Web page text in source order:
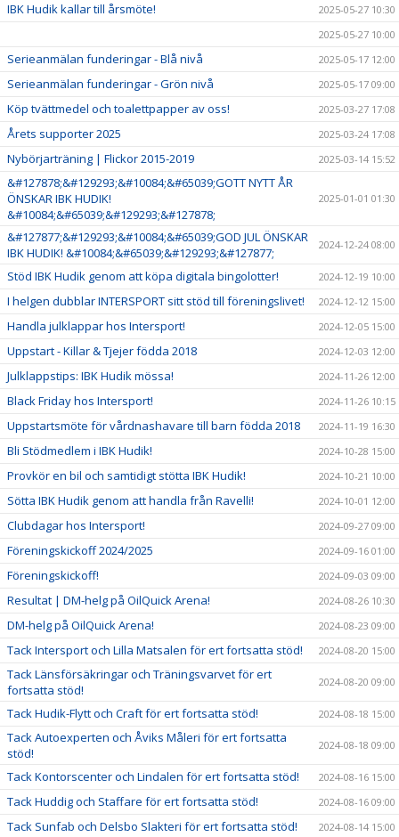
IBK Hudik kallar till årsmöte!
2025-05-27 10:30
2025-05-27 10:00
Serieanmälan funderingar - Blå nivå 2025-05-17 12:00
Serieanmälan funderingar - Grön nivå 2025-05-17 09:00
Köp tvättmedel och toalettpapper av oss! 2025-03-27 17:08
Årets supporter 2025 2025-03-24 17:08
Nybörjarträning | Flickor 2015-2019 2025-03-14 15:52
&#127878;&#129293;&#10084;&#65039;GOTT NYTT ÅR
ÖNSKAR IBK HUDIK!
&#10084;&#65039;&#129293;&#127878;
2025-01-01 01:30
&#127877;&#129293;&#10084;&#65039;GOD JUL ÖNSKAR
IBK HUDIK! &#10084;&#65039;&#129293;&#127877;
2024-12-24 08:00
Stöd IBK Hudik genom att köpa digitala bingolotter! 2024-12-19 10:00
I helgen dubblar INTERSPORT sitt stöd till föreningslivet! 2024-12-12 15:00
Handla julklappar hos Intersport! 2024-12-05 15:00
Uppstart - Killar & Tjejer födda 2018 2024-12-03 12:00
Julklappstips: IBK Hudik mössa! 2024-11-26 12:00
Black Friday hos Intersport! 2024-11-26 10:15
Uppstartsmöte för vårdnashavare till barn födda 2018 2024-11-19 16:30
Bli Stödmedlem i IBK Hudik! 2024-10-28 15:00
Provkör en bil och samtidigt stötta IBK Hudik! 2024-10-21 10:00
Sötta IBK Hudik genom att handla från Ravelli! 2024-10-01 12:00
Clubdagar hos Intersport! 2024-09-27 09:00
Föreningskickoff 2024/2025 2024-09-16 01:00
Föreningskickoff! 2024-09-03 09:00
Resultat | DM-helg på OilQuick Arena! 2024-08-26 10:30
DM-helg på OilQuick Arena! 2024-08-23 09:00
Tack Intersport och Lilla Matsalen för ert fortsatta stöd! 2024-08-20 15:00
Tack Länsförsäkringar och Träningsvarvet för ert
fortsatta stöd!
2024-08-20 09:00
Tack Hudik-Flytt och Craft för ert fortsatta stöd! 2024-08-18 15:00
Tack Autoexperten och Åviks Måleri för ert fortsatta
stöd!
2024-08-18 09:00
Tack Kontorscenter och Lindalen för ert fortsatta stöd! 2024-08-16 15:00
Tack Huddig och Staffare för ert fortsatta stöd! 2024-08-16 09:00
Tack Sunfab och Delsbo Slakteri för ert fortsatta stöd! 2024-08-14 15:00